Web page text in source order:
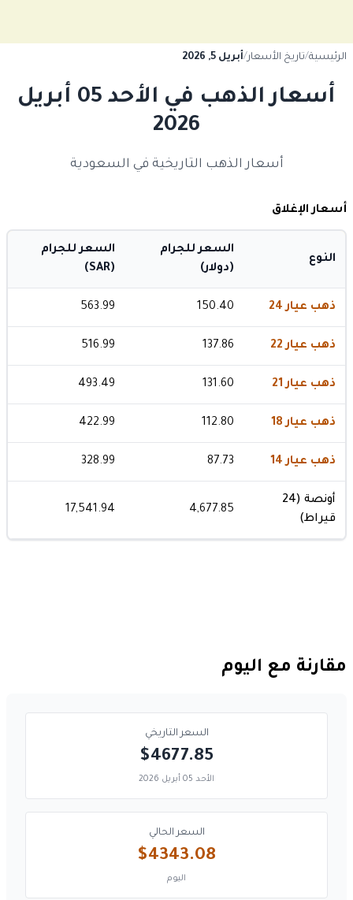
الرئيسية/تاريخ الأسعار/أبريل 5, 2026
أسعار الذهب في الأحد 05 أبريل
2026
أسعار الذهب التاريخية في السعودية
أسعار الإغلاق
النوع
السعر للجرام
(دولار)
السعر للجرام
(SAR)
ذهب عيار 24 150.40
563.99
ذهب عيار 22 137.86
516.99
ذهب عيار 21 131.60
493.49
ذهب عيار 18 112.80
422.99
ذهب عيار 14 87.73
328.99
أونصة (24
قيراط)
4,677.85
17,541.94
مقارنة مع اليوم
السعر التاريخي
$4677.85
الأحد 05 أبريل 2026
السعر الحالي
$4343.08
اليوم